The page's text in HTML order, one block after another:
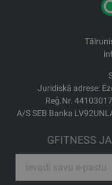
Juridiskā adrese:
Reģ.Nr.
A/S SEB Banka
GFITNESS